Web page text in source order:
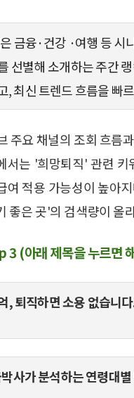
금융·건강 ·여행 등 시
선별해 소개하는 주간
, 최신 트렌드 흐름을 빠
주요 채널의 조회 흐름
서는 '희망퇴직' 관련
여 적용 가능성이 높아
좋은 곳'의 검색량이 올
3 (아래 제목을 누르면
, 퇴직하면 소용 없습니
사가 분석하는 연령대